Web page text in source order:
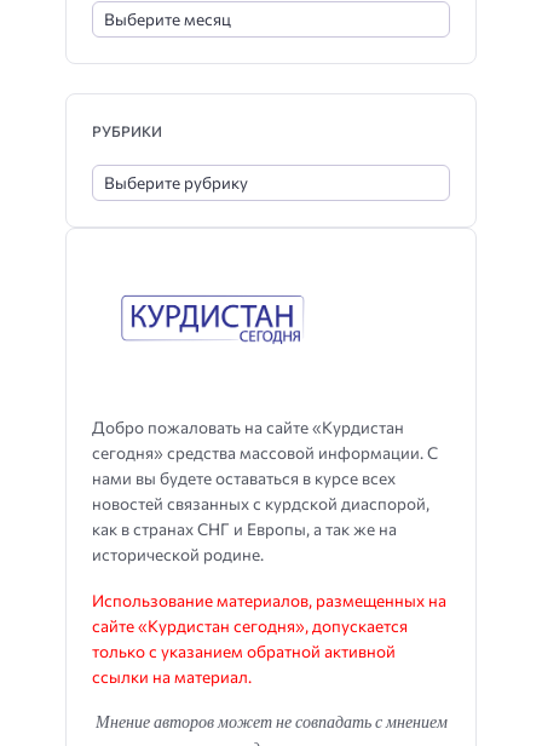
Добро пожаловать на сайте «Курдистан
сегодня» средства массовой информации. С
нами вы будете оставаться в курсе всех
новостей связанных с курдской диаспорой,
как в странах СНГ и Европы, а так же на
исторической родине.
Использование материалов, размещенных на
сайте «Курдистан сегодня», допускается
только с указанием обратной активной
ссылки на материал.
Мнение авторов может не совпадать с мнением
РУБРИКИ